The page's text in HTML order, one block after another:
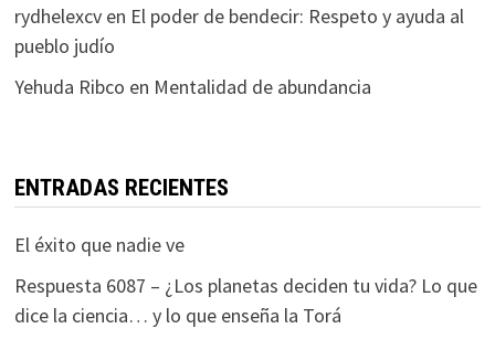
rydhelexcven El poder de bendecir: Respeto y ayuda al
pueblo judío
Yehuda Ribco en Mentalidad de abundancia
ENTRADAS RECIENTES
El éxito que nadie ve
Respuesta 6087 – ¿Los planetas deciden tu vida? Lo que
dice la ciencia… y lo que enseña la Torá